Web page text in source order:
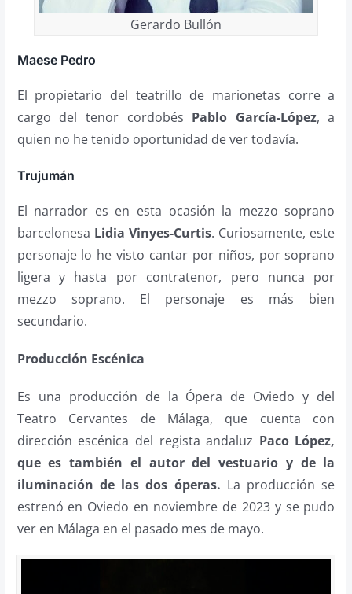
Gerardo Bullón
Maese Pedro
El propietario del teatrillo de marionetas corre a
cargo del tenor cordobés Pablo García-López, a
quien no he tenido oportunidad de ver todavía.
Trujumán
El narrador es en esta ocasión la mezzo soprano
barcelonesa Lidia Vinyes-Curtis. Curiosamente, este
personaje lo he visto cantar por niños, por soprano
ligera y hasta por contratenor, pero nunca por
mezzo soprano. El personaje es más bien
secundario.
Producción Escénica
Es una producción de la Ópera de Oviedo y del
Teatro Cervantes de Málaga, que cuenta con
dirección escénica del regista andaluz Paco López,
que es también el autor del vestuario y de la
iluminación de las dos óperas. La producción se
estrenó en Oviedo en noviembre de 2023 y se pudo
ver en Málaga en el pasado mes de mayo.